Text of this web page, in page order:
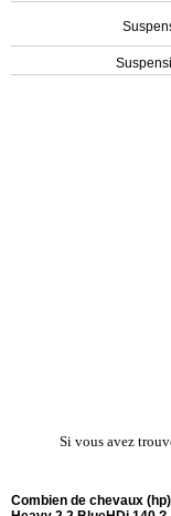
Si vous avez
Combien de chevaux